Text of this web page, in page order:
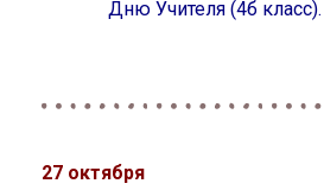
Дню Учителя (4б класс).
27 октября